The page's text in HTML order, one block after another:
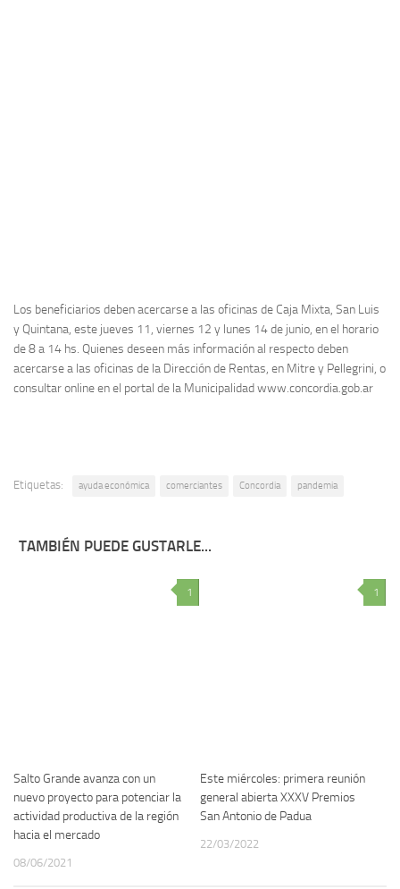
Los beneficiarios deben acercarse a las oficinas de Caja Mixta, San Luis
y Quintana, este jueves 11, viernes 12 y lunes 14 de junio, en el horario
de 8 a 14 hs. Quienes deseen más información al respecto deben
acercarse a las oficinas de la Dirección de Rentas, en Mitre y Pellegrini, o
consultar online en el portal de la Municipalidad www.concordia.gob.ar
Etiquetas: ayuda económica comerciantes Concordia pandemia
TAMBIÉN PUEDE GUSTARLE...
1
Salto Grande avanza con un
nuevo proyecto para potenciar la
actividad productiva de la región
hacia el mercado
08/06/2021
1
Este miércoles: primera reunión
general abierta XXXV Premios
San Antonio de Padua
22/03/2022